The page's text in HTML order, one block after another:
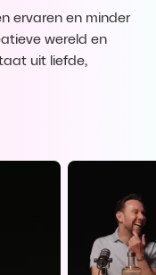
ervaren en minder
wereld en
uit liefde,